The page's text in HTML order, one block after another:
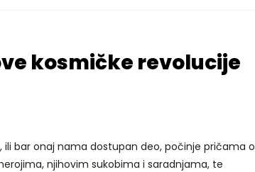
kosmičke revolucije
bar onaj nama dostupan deo, počinje pričama o
njihovim sukobima i saradnjama, te